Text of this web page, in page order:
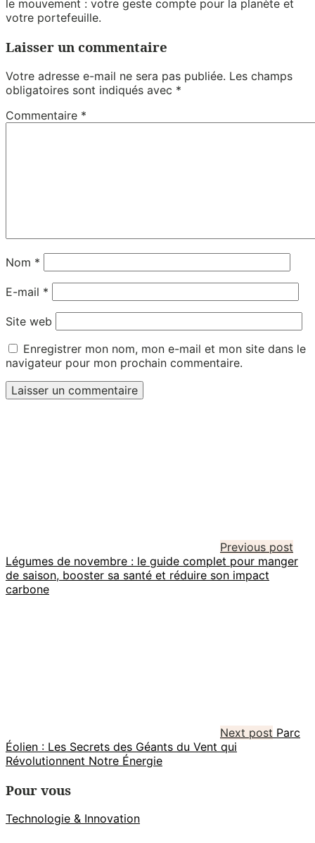
le mouvement : votre geste compte pour la planète et
votre portefeuille.
Laisser un commentaire
Votre adresse e-mail ne sera pas publiée. Les champs
obligatoires sont indiqués avec *
Commentaire *
Nom *
E-mail *
Site web
Enregistrer mon nom, mon e-mail et mon site dans le
navigateur pour mon prochain commentaire.
Previous post
Légumes de novembre : le guide complet pour manger
de saison, booster sa santé et réduire son impact
carbone
Next post Parc
Éolien : Les Secrets des Géants du Vent qui
Révolutionnent Notre Énergie
Pour vous
Technologie & Innovation